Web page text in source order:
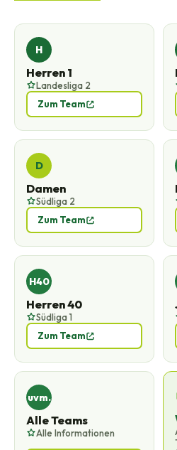
H
Herren 1
Landesliga 2
Zum Team
D
Damen
Südliga 2
Zum Team
H40
Herren 40
Südliga 1
Zum Team
uvm.
Alle Teams
Alle Informationen